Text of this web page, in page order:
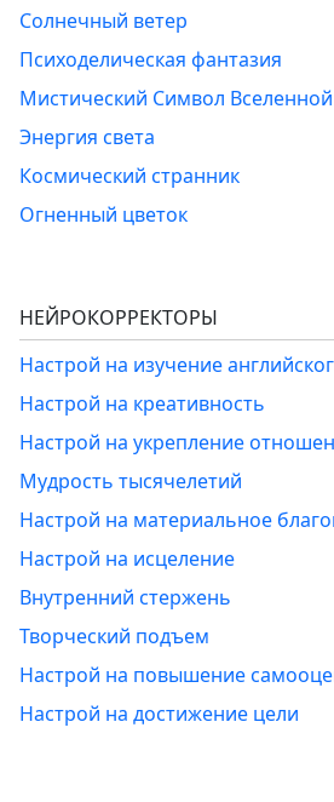
Солнечный ветер
Психоделическая фантазия
Мистический Символ Вселенной
Энергия света
Космический странник
Огненный цветок
НЕЙРОКОРРЕКТОРЫ
Настрой на изучение
Настрой на креативность
Настрой на укрепление
Мудрость тысячелетий
Настрой на материальное
Настрой на исцеление
Внутренний стержень
Творческий подъем
Настрой на повышение
Настрой на достижение цели